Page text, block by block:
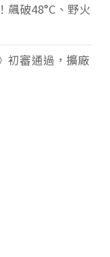
飆破48°C、野火
初審通過，擴廠